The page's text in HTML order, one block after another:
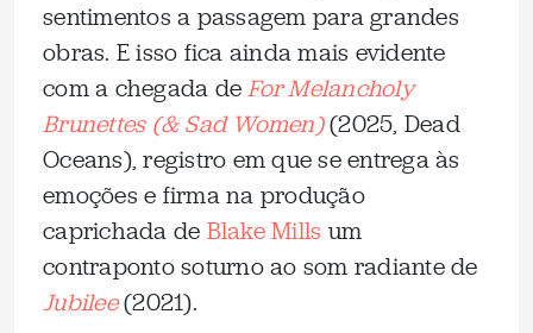
sentimentos a passagem para grandes
obras. E isso fica ainda mais evidente
com a chegada deFor Melancholy
Brunettes (& Sad Women)(2025, Dead
Oceans), registro em que se entrega às
emoções e firma na produção
caprichada de Blake Mills um
contraponto soturno ao som radiante de
Jubilee(2021).